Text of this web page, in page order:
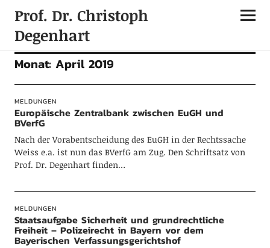
Prof. Dr. Christoph
Degenhart
Monat: April 2019
MELDUNGEN
Europäische Zentralbank zwischen EuGH und
BVerfG
Nach der Vorabentscheidung des EuGH in der Rechtssache
Weiss e.a. ist nun das BVerfG am Zug. Den Schriftsatz von
Prof. Dr. Degenhart finden…
MELDUNGEN
Staatsaufgabe Sicherheit und grundrechtliche
Freiheit – Polizeirecht in Bayern vor dem
Bayerischen Verfassungsgerichtshof